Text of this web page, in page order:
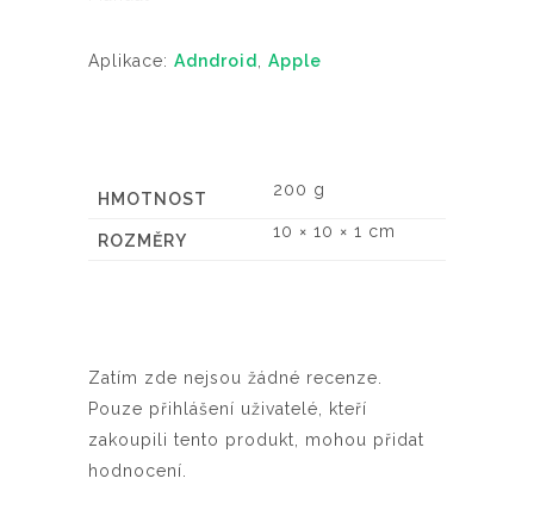
Aplikace: Adndroid Apple
HMOTNOST 200 g
ROZMĚRY 10 × 10 × 1 cm
Zatím zde nejsou žádné recenze.
Pouze přihlášení uživatelé, kteří
zakoupili tento produkt, mohou přidat
hodnocení.